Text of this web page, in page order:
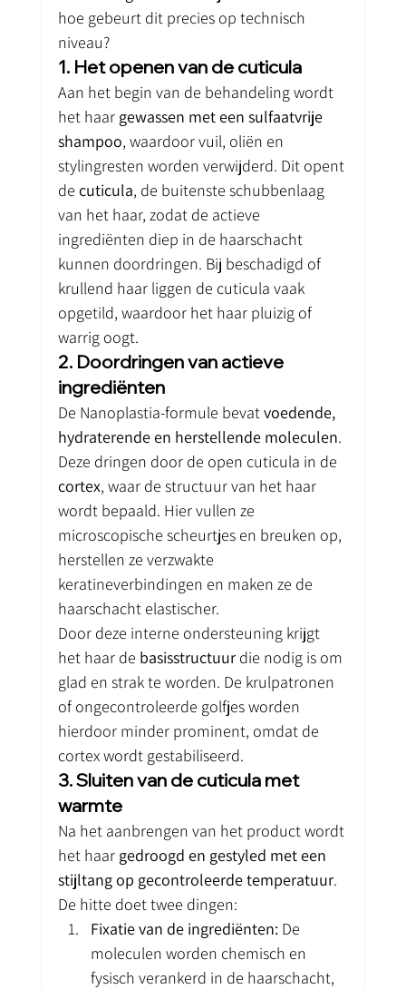
hoe gebeurt dit precies op technisch
niveau?
1. Het openen van de cuticula
Aan het begin van de behandeling wordt
het haar gewassen met een sulfaatvrije
shampoo, waardoor vuil, oliën en
stylingresten worden verwijderd. Dit opent
de cuticula, de buitenste schubbenlaag
van het haar, zodat de actieve
ingrediënten diep in de haarschacht
kunnen doordringen. Bij beschadigd of
krullend haar liggen de cuticula vaak
opgetild, waardoor het haar pluizig of
warrig oogt.
2. Doordringen van actieve
ingrediënten
De Nanoplastia-formule bevat voedende,
hydraterende en herstellende moleculen.
Deze dringen door de open cuticula in de
cortex, waar de structuur van het haar
wordt bepaald. Hier vullen ze
microscopische scheurtjes en breuken op,
herstellen ze verzwakte
keratineverbindingen en maken ze de
haarschacht elastischer.
Door deze interne ondersteuning krijgt
het haar de basisstructuur die nodig is om
glad en strak te worden. De krulpatronen
of ongecontroleerde golfjes worden
hierdoor minder prominent, omdat de
cortex wordt gestabiliseerd.
3. Sluiten van de cuticula met
warmte
Na het aanbrengen van het product wordt
het haar gedroogd en gestyled met een
stijltang op gecontroleerde temperatuur.
De hitte doet twee dingen:
Fixatie van de ingrediënten: De
moleculen worden chemisch en
fysisch verankerd in de haarschacht,